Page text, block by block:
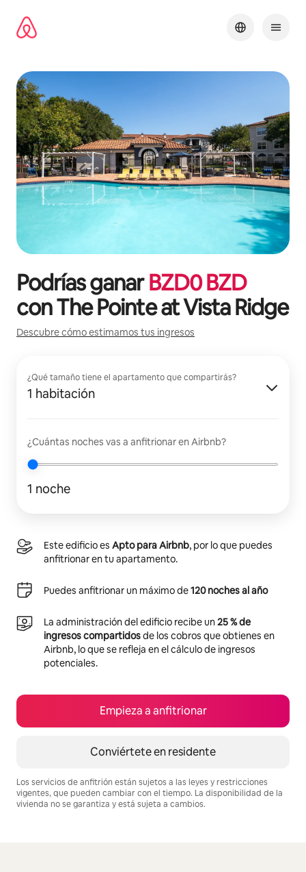
contenido
Podrías ganarBZD0BZD
conThe Pointe at Vista Ridge
Descubre cómo estimamos tus ingresos
¿Qué tamaño tiene el apartamento que compartirás?
1 habitación
¿Cuántas noches vas a anfitrionar en Airbnb?
1 noche
Este edificio es Apto para Airbnb, por lo que puedes
anfitrionar en tu apartamento.
Puedes anfitrionar un máximo de120 noches al año
La administración del edificio recibe un25 % de
ingresos compartidosde los cobros que obtienes en
Airbnb, lo que se refleja en el cálculo de ingresos
potenciales.
Empieza a anfitrionar
Conviértete en residente
Los servicios de anfitrión están sujetos a las leyes y restricciones
vigentes, que pueden cambiar con el tiempo. La disponibilidad de la
vivienda no se garantiza y está sujeta a cambios.